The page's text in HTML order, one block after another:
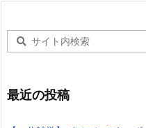
最近の投稿